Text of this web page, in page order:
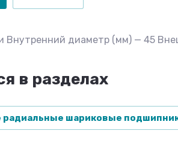
Внутренний диаметр (мм) — 45
в разделах
шариковые